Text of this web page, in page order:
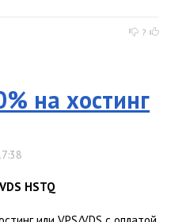
?
на хостинг
HSTQ